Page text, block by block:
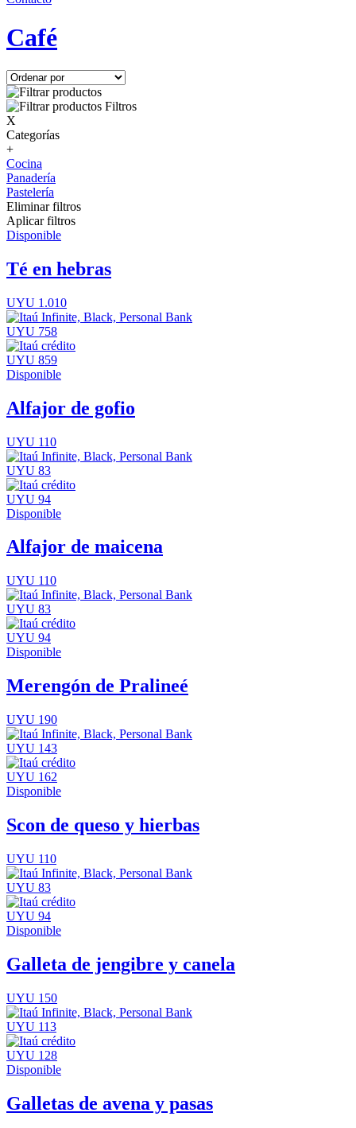
Café
Filtros
X
Categorías
+
Cocina
Panadería
Pastelería
Eliminar filtros
Aplicar filtros
Disponible
Té en hebras
UYU 1.010
UYU 758
UYU 859
Disponible
Alfajor de gofio
UYU 110
UYU 83
UYU 94
Disponible
Alfajor de maicena
UYU 110
UYU 83
UYU 94
Disponible
Merengón de Pralineé
UYU 190
UYU 143
UYU 162
Disponible
Scon de queso y hierbas
UYU 110
UYU 83
UYU 94
Disponible
Galleta de jengibre y canela
UYU 150
UYU 113
UYU 128
Disponible
Galletas de avena y pasas